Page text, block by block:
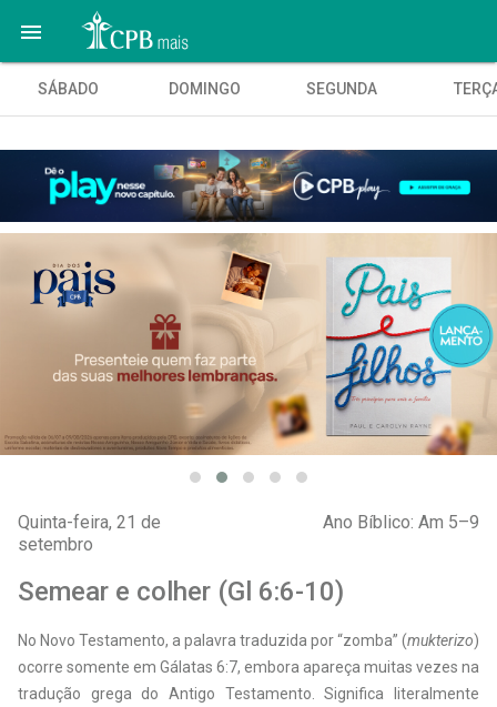

SÁBADO DOMINGO SEGUNDA
Quinta-feira, 21 de
setembro
Ano Bíblico: Am 5–9
Semear e colher (Gl 6:6-10)
No Novo Testamento, a palavra traduzida por “zomba” (mukterizo)
ocorre somente em Gálatas 6:7, embora apareça muitas vezes na
tradução grega do Antigo Testamento. Significa literalmente